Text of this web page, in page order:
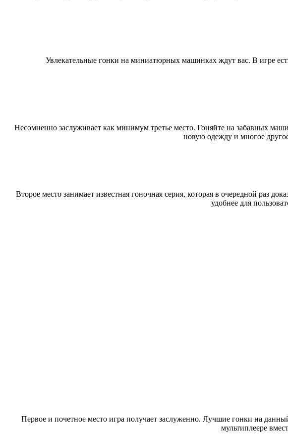
Увлекательные гонки на миниатюрных машинках ждут вас. В игре
Несомненно заслуживает как минимум третье место. Гоняйте на забавных
новую одежду и многое
Второе место занимает известная гоночная серия, которая в очередной раз
удобнее для
Первое и почетное место игра получает заслуженно. Лучшие гонки на
мультиплеере